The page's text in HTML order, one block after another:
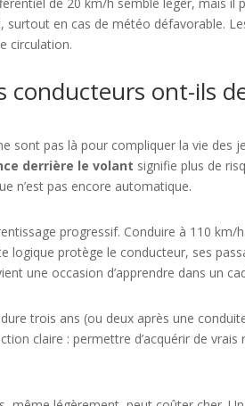
de 20 km/h semble léger, mais il
en cas de météo défavorable.
circulation.
conducteurs ont-ils
sont pas là pour compliquer la vie des
derrière le volant signifie plus de
n’est pas encore automatique.
progressif. Conduire à 110
logique protège le conducteur, ses
une occasion d’apprendre dans un
trois ans (ou deux après une
claire : permettre d’acquérir de